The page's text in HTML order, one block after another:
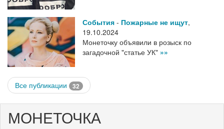
События - Пожарные не ищут,
19.10.2024
Монеточку объявили в розыск по
загадочной "статье УК" »»
Все публикации 32
МОНЕТОЧКА